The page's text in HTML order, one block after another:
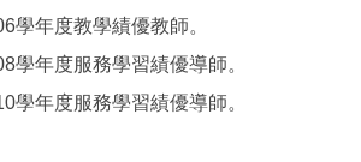
學年度教學績優教師。
學年度服務學習績優導師。
學年度服務學習績優導師。